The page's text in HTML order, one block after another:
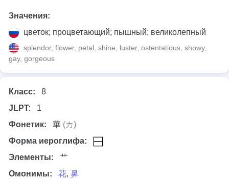
Значения:
цветок; процветающий; пышный; великолепный
splendor, flower, petal, shine, luster, ostentatious, showy,
gay, gorgeous
Класс:
8
JLPT:
1
Фонетик:
華 (カ)
Форма иероглифа:
Элементы:
艹
Омонимы:
花, 鼻